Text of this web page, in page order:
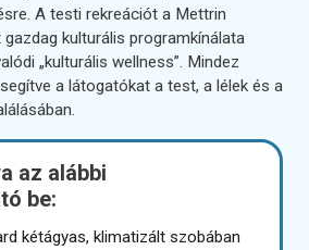
A testi rekreációt a Mettrin
kulturális programkínálata
„kulturális wellness”. Mindez
a látogatókat a test, a lélek és a
az alábbi
be:
kétágyas, klimatizált szobában